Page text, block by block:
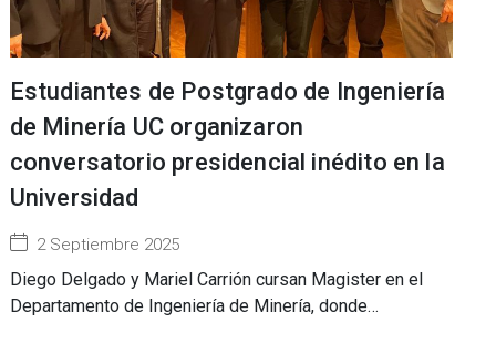
Estudiantes de Postgrado de Ingeniería
de Minería UC organizaron
conversatorio presidencial inédito en la
Universidad
2 Septiembre 2025
Diego Delgado y Mariel Carrión cursan Magister en el
Departamento de Ingeniería de Minería, donde…